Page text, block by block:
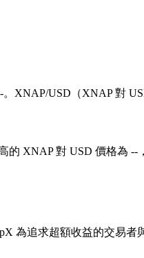
XNAP/USD（XNAP 對
XNAP 對 USD 價格為 --
為追求超額收益的交易